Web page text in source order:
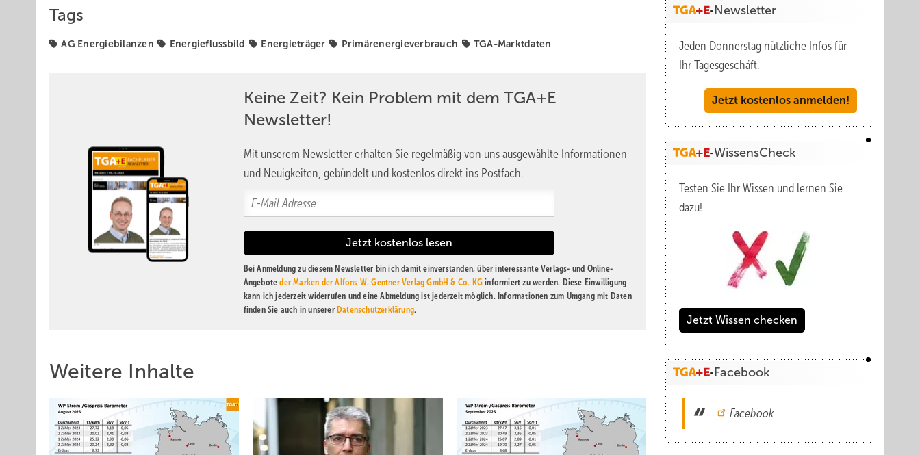
Tags
AG Energiebilanzen Energieflussbild Energieträger Primärenergieverbrauch TGA-Marktdaten
Keine Zeit? Kein Problem mit dem TGA+E
Newsletter!
Mit unserem Newsletter erhalten Sie regelmäßig von uns ausgewählte Informationen
und Neuigkeiten, gebündelt und kostenlos direkt ins Postfach.
Bei Anmeldung zu diesem Newsletter bin ich damit einverstanden, über interessante Verlags- und Online-
Angeboteder Marken der Alfons W. Gentner Verlag GmbH & Co. KG informiert zu werden. Diese Einwilligung
kann ich jederzeit widerrufen und eine Abmeldung ist jederzeit möglich. Informationen zum Umgang mit Daten
finden Sie auch in unserer Datenschutzerklärung.
Weitere Inhalte
Newsletter
Jeden Donnerstag nützliche Infos für
Ihr Tagesgeschäft.
Jetzt kostenlos anmelden!
WissensCheck
Testen Sie Ihr Wissen und lernen Sie
dazu!
Jetzt Wissen checken
Facebook
Facebook